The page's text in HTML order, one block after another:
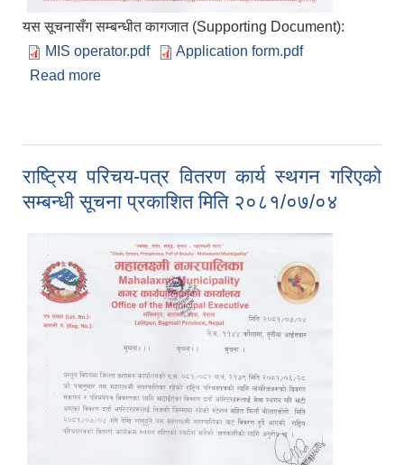
यस सूचनासँग सम्बन्धीत कागजात (Supporting Document):
MIS operator.pdf
Application form.pdf
Read more
राष्ट्रिय परिचय-पत्र वितरण कार्य स्थगन गरिएको
सम्बन्धी सूचना प्रकाशित मिति २०८१/०७/०४